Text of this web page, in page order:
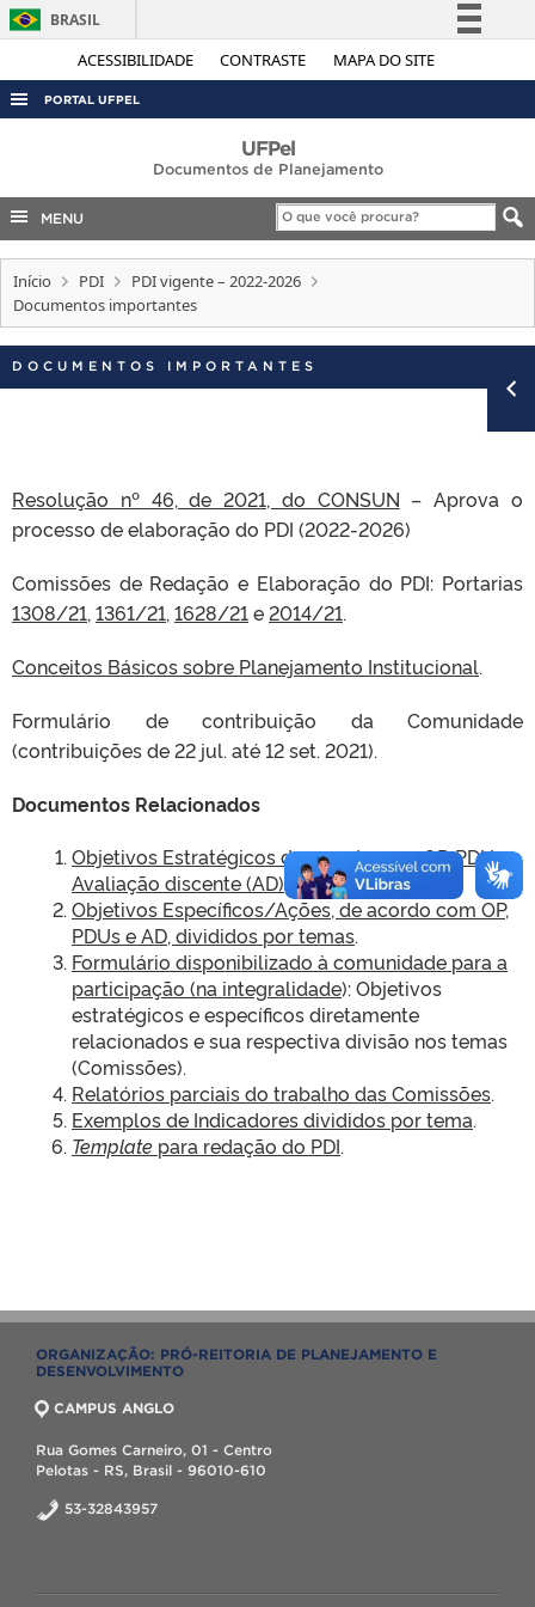
ACESSIBILIDADE CONTRASTE MAPA DO SITE
BRASIL
Simplifique!
Acesso à informação
Legislação
Canais
PORTAL UFPEL
COBALTO
CONCURSOS
EDITAIS
INTERNACIONAL
UFPel
Documentos de Planejamento
MENU
Início PDI
PDI vigente – 2022-2026
Documentos importantes
DOCUMENTOS IMPORTANTES
Resolução nº 46, de 2021, do CONSUN – Aprova o
processo de elaboração do PDI (2022-2026)
Comissões de Redação e Elaboração do PDI: Portarias
1308/21, 1361/21, 1628/21e2014/21.
Conceitos Básicos sobre Planejamento Institucional.
Formulário de contribuição da Comunidade
(contribuições de 22 jul. até 12 set. 2021).
Documentos Relacionados
Objetivos Estratégicos de acordo com OP, PDUs e
Avaliação discente (AD)
Objetivos Específicos/Ações, de acordo com OP,
PDUs e AD, divididos por temas.
Formulário disponibilizado à comunidade para a
participação (na integralidade): Objetivos
estratégicos e específicos diretamente
relacionados e sua respectiva divisão nos temas
(Comissões).
Relatórios parciais do trabalho das Comissões.
Exemplos de Indicadores divididos por tema.
Template para redação do PDI.
ORGANIZAÇÃO: PRÓ-REITORIA DE PLANEJAMENTO E
DESENVOLVIMENTO
CAMPUS ANGLO
Rua Gomes Carneiro, 01 - Centro
Pelotas - RS, Brasil - 96010-610
53-32843957